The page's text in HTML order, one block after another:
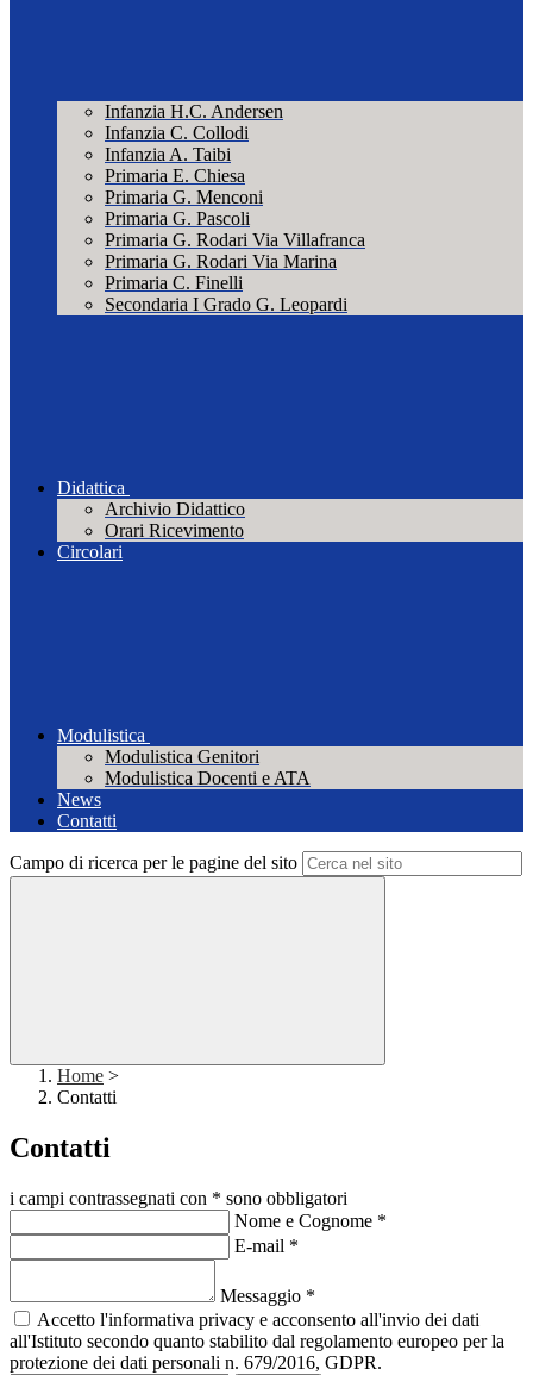
Infanzia H.C. Andersen
Infanzia C. Collodi
Infanzia A. Taibi
Primaria E. Chiesa
Primaria G. Menconi
Primaria G. Pascoli
Primaria G. Rodari Via Villafranca
Primaria G. Rodari Via Marina
Primaria C. Finelli
Secondaria I Grado G. Leopardi
Didattica
Archivio Didattico
Orari Ricevimento
Circolari
Modulistica
Modulistica Genitori
Modulistica Docenti e ATA
News
Contatti
Campo di ricerca per le pagine del sito
Home >
Contatti
Contatti
i campi contrassegnati con * sono obbligatori
Nome e Cognome *
E-mail *
Messaggio *
Accetto l'informativa privacy e acconsento all'invio dei dati
all'Istituto secondo quanto stabilito dal regolamento europeo per la
protezione dei dati personali n. 679/2016, GDPR.